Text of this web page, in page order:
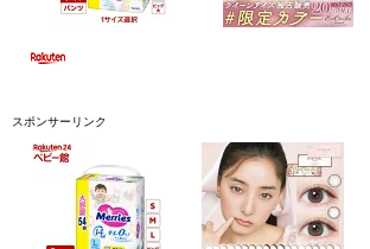
スポンサーリンク